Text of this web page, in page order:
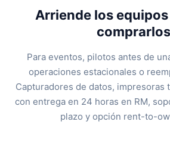
Arriende los
comprarlos
Para eventos, pilotos antes de
operaciones estacionales o
Capturadores de datos, impresoras
con entrega en 24 horas en RM,
plazo y opción rent-to-